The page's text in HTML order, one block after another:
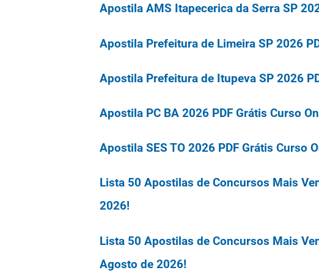
Apostila AMS Itapecerica da Serra SP
Apostila Prefeitura de Limeira SP 2026
Apostila Prefeitura de Itupeva SP 2026
Apostila PC BA 2026 PDF Grátis Curso
Apostila SES TO 2026 PDF Grátis Curso
Lista 50 Apostilas de Concursos Mais
2026!
Lista 50 Apostilas de Concursos Mais
Agosto de 2026!